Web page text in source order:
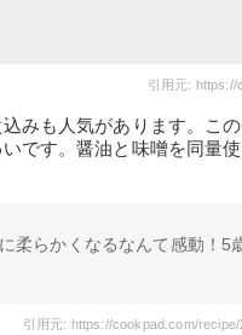
引用元: https://
みも人気があります。こ
です。醤油と味噌を同量
柔らかくなるなんて感動！5
引用元: https://cookpad.com/